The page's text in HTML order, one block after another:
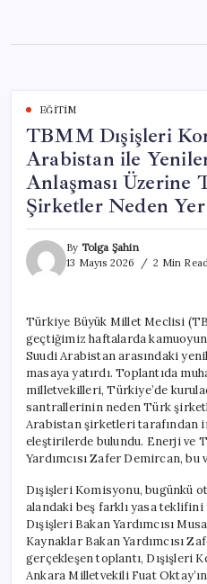
content
EĞITIM
TBMM Dışişleri
Arabistan ile
Anlaşması Üzerine
Şirketler Neden Yer
By Tolga Şahin
13 Mayıs 2026
2 Min
Türkiye Büyük Millet Meclisi
geçtiğimiz haftalarda
Suudi Arabistan arasındaki
masaya yatırdı. Toplantıda
milletvekilleri, Türkiye’de
santrallerinin neden Türk
Arabistan şirketleri tarafından
eleştirilerde bulundu. Enerji ve
Yardımcısı Zafer Demircan,
Dışişleri Komisyonu, bugünkü
alandaki beş farklı yasa teklifini
Dışişleri Bakan Yardımcısı
Kaynaklar Bakan Yardımcısı
gerçekleşen toplantı, Dışişleri
Ankara Milletvekili Fuat Oktay’ın